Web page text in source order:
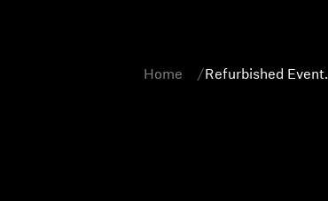
Home Refurbished Event.